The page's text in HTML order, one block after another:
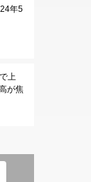
年5
上
が焦